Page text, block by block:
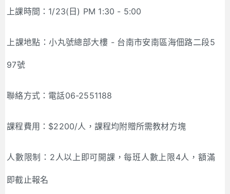
上課時間：1/23(日) PM 1:30 - 5:00
上課地點：小丸號總部大樓 - 台南市安南區海佃路二段5
97號
聯絡方式：電話06-2551188
課程費用：$2200/人，課程均附贈所需教材方塊
人數限制：2人以上即可開課，每班人數上限4人，額滿
即截止報名